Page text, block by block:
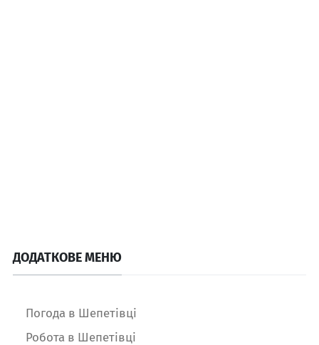
ДОДАТКОВЕ МЕНЮ
Погода в Шепетівці
Робота в Шепетівці